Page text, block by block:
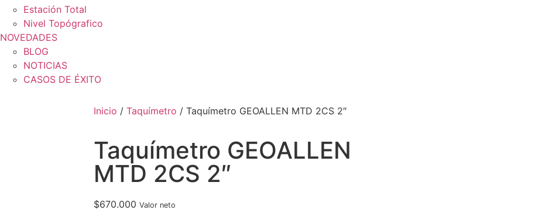
Estación Total
Nivel Topógrafico
NOVEDADES
BLOG
NOTICIAS
CASOS DE ÉXITO
Inicio / Taquímetro / Taquímetro GEOALLEN MTD 2CS 2″
Taquímetro GEOALLEN
MTD 2CS 2″
$670.000 Valor neto